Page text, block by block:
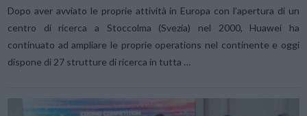
Dopo aver avviato le proprie attività in Europa con l’apertura di un
centro di ricerca a Stoccolma (Svezia) nel 2000, Huawei ha
continuato ad ampliare le proprie operations nel continente e oggi
dispone di 27 strutture di ricerca in tutta …